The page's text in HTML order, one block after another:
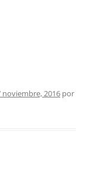
noviembre, 2016 por